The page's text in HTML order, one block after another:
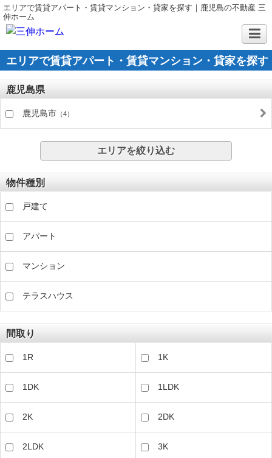
エリアで賃貸アパート・賃貸マンション・貸家を探す｜鹿児島の不動産 三
伸ホーム
エリアで賃貸アパート・賃貸マンション・貸家を探す
鹿児島県
鹿児島市 （4）
エリアを絞り込む
物件種別
戸建て
アパート
マンション
テラスハウス
間取り
1R 1K
1DK 1LDK
2K 2DK
2LDK 3K